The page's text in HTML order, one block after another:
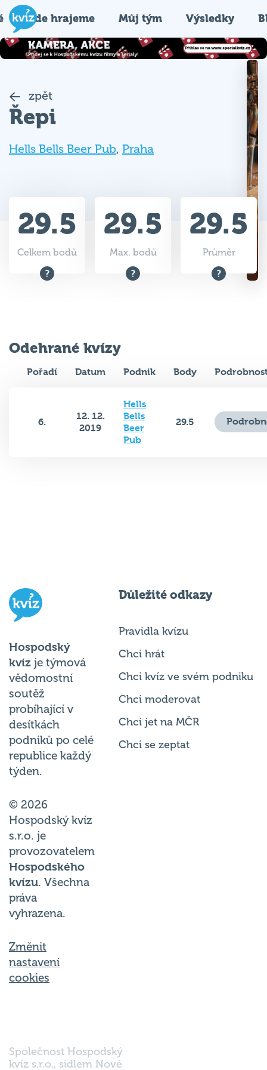
Kde hrajeme Můj tým Výsledky
zpět
Řepi
Hells Bells Beer Pub, Praha
29.5
Celkem bodů
29.5
Max. bodů
29.5
Průměr
Odehrané kvízy
Pořadí Datum Podnik Body
6.
12. 12.
2019
Hells
Bells
Beer
Pub
29.5
Hospodský
kvíz je týmová
vědomostní
soutěž
probíhající v
desítkách
podniků po celé
republice každý
týden.
© 2026
Hospodský kvíz
s.r.o. je
provozovatelem
Hospodského
kvízu. Všechna
práva
vyhrazena.
Změnit
nastavení
cookies
Důležité odkazy
Pravidla kvízu
Chci hrát
Chci kvíz ve svém podniku
Chci moderovat
Chci jet na MČR
Chci se zeptat
Společnost Hospodský
kvíz s.r.o., sídlem Nové